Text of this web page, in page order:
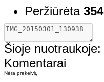
Peržiūrėta 354
Šioje nuotraukoje:
Komentarai
Nėra prekeivių